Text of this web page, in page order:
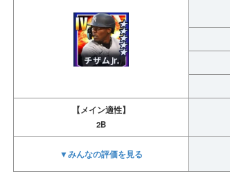
【メイン適性】
2B
▼みんなの評価を見る